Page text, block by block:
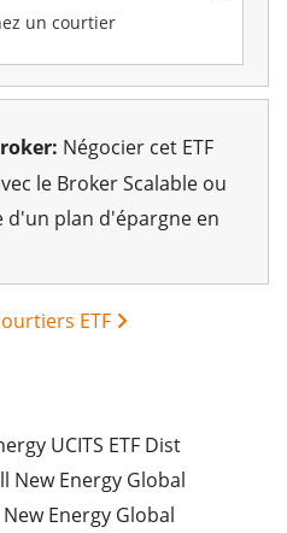
un courtier
Négocier cet ETF
le Broker Scalable ou
d'un plan d'épargne en
ETF
UCITS ETF Dist
Energy Global
Energy Global